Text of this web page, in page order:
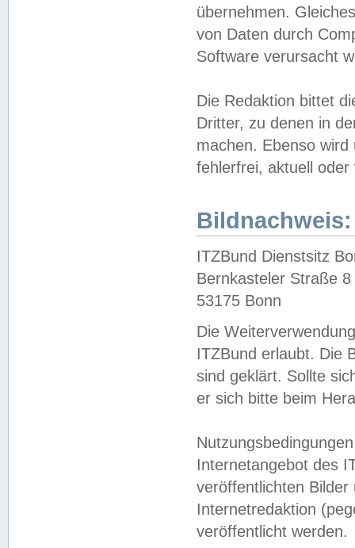
übernehmen.
von Daten durch
Software verursacht
Die Redaktion bittet
Dritter, zu denen in
machen. Ebenso
fehlerfrei, aktuell oder
Bildnachweis:
ITZBund Dienstsitz
Bernkasteler Straße 8
53175 Bonn
Die
ITZBund erlaubt. Die
sind geklärt. Sollte
er sich bitte beim
Internetangebot des
veröffentlichten
Internetredaktion
veröffentlicht werden.